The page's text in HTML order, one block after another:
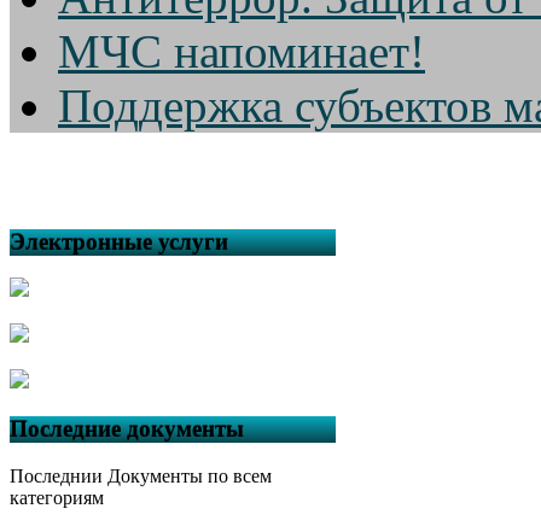
МЧС напоминает!
Поддержка субъектов
Электронные услуги
Последние документы
Последнии Документы по всем
категориям